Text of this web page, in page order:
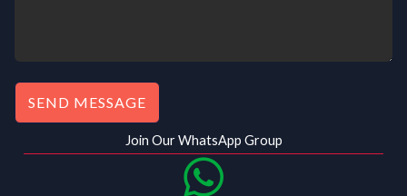
SEND MESSAGE
Join Our WhatsApp Group